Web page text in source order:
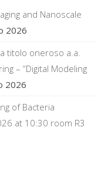
and Nanoscale
2026
titolo oneroso a.a.
– “Digital Modeling
2026
of Bacteria
at 10:30 room R3